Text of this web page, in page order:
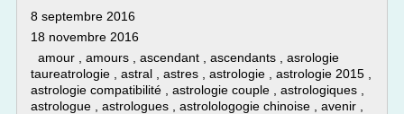
8 septembre 2016
18 novembre 2016
amour , amours , ascendant , ascendants , asrologie
taureatrologie , astral , astres , astrologie , astrologie 2015 ,
astrologie compatibilité , astrologie couple , astrologiques ,
astrologue , astrologues , astrolologogie chinoise , avenir ,